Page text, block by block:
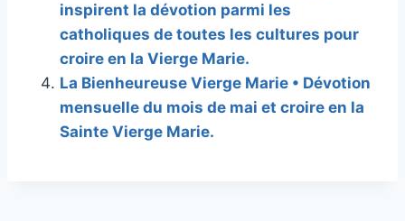
inspirent la dévotion parmi les
catholiques de toutes les cultures pour
croire en la Vierge Marie.
La Bienheureuse Vierge Marie • Dévotion
mensuelle du mois de mai et croire en la
Sainte Vierge Marie.